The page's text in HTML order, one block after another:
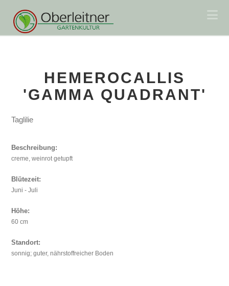
HEMEROCALLIS
'GAMMA QUADRANT'
Taglilie
Beschreibung:
creme, weinrot getupft
Blütezeit:
Juni - Juli
Höhe:
60 cm
Standort:
sonnig; guter, nährstoffreicher Boden